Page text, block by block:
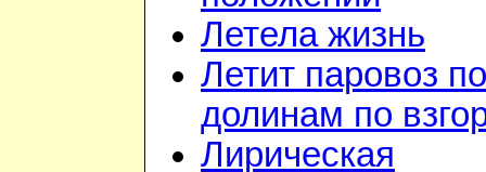
Летела жизнь
Летит паровоз по
долинам по
Лирическая